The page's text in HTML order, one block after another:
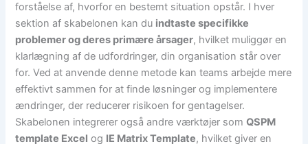
forståelse af, hvorfor en bestemt situation opstår. I hver
sektion af skabelonen kan du indtaste specifikke
problemer og deres primære årsager, hvilket muliggør en
klarlægning af de udfordringer, din organisation står over
for. Ved at anvende denne metode kan teams arbejde mere
effektivt sammen for at finde løsninger og implementere
ændringer, der reducerer risikoen for gentagelser.
Skabelonen integrerer også andre værktøjer somQSPM
template Excel og IE Matrix Template, hvilket giver en